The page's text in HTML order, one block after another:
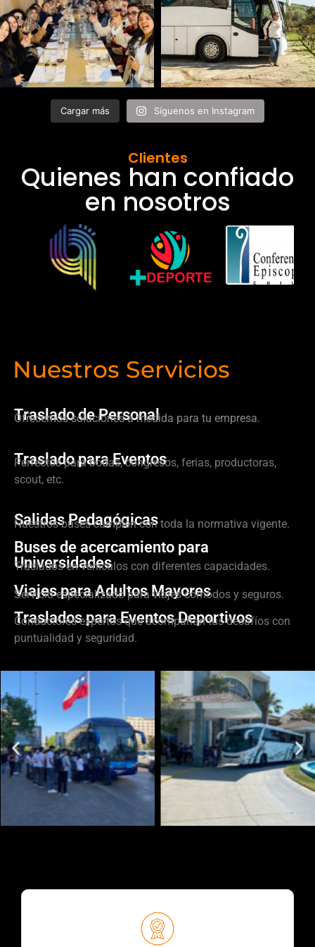
Cargar más Síguenos en Instagram
Clientes
Quienes han confiado
en nosotros
Nuestros Servicios
Traslado de Personal
Ofrecemos soluciones a medida para tu empresa.
Traslado para Eventos
Perfectos para bodas, congresos, ferias, productoras,
scout, etc.
Salidas Pedagógicas
Nuestros buses cumplen con toda la normativa vigente.
Buses de acercamiento para
Universidades
Traslados en vehículos con diferentes capacidades.
Viajes para Adultos Mayores
Servicio especializado para viajes cómodos y seguros.
Traslados para Eventos Deportivos
Conductores expertos que acompañan tus desafíos con
puntualidad y seguridad.